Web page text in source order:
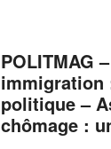
POLITMAG
immigration
politique –
chômage :